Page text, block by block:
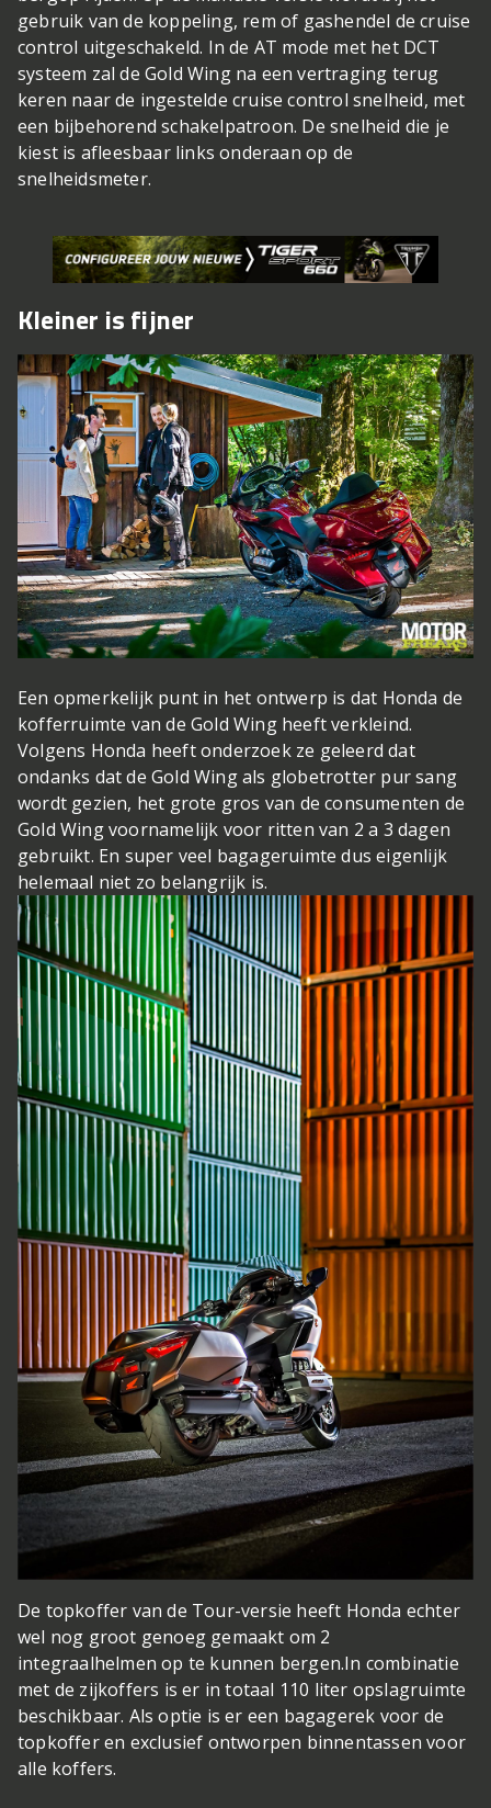
gebruik van de koppeling, rem of gashendel de cruise
control uitgeschakeld. In de AT mode met het DCT
systeem zal de Gold Wing na een vertraging terug
keren naar de ingestelde cruise control snelheid, met
een bijbehorend schakelpatroon. De snelheid die je
kiest is afleesbaar links onderaan op de
snelheidsmeter.
Kleiner is fijner
Een opmerkelijk punt in het ontwerp is dat Honda de
kofferruimte van de Gold Wing heeft verkleind.
Volgens Honda heeft onderzoek ze geleerd dat
ondanks dat de Gold Wing als globetrotter pur sang
wordt gezien, het grote gros van de consumenten de
Gold Wing voornamelijk voor ritten van 2 a 3 dagen
gebruikt. En super veel bagageruimte dus eigenlijk
helemaal niet zo belangrijk is.
De topkoffer van de Tour-versie heeft Honda echter
wel nog groot genoeg gemaakt om 2
integraalhelmen op te kunnen bergen.In combinatie
met de zijkoffers is er in totaal 110 liter opslagruimte
beschikbaar. Als optie is er een bagagerek voor de
topkoffer en exclusief ontworpen binnentassen voor
alle koffers.